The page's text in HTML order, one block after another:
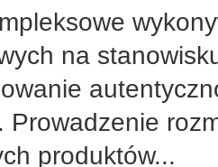
na
Prowadzenie
produktów...